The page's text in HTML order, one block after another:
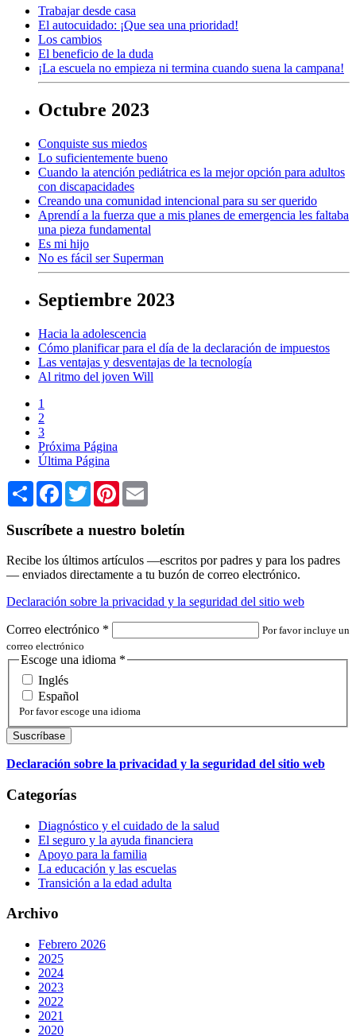
Trabajar desde casa
El autocuidado: ¡Que sea una prioridad!
Los cambios
El beneficio de la duda
¡La escuela no empieza ni termina cuando suena la campana!
Octubre 2023
Conquiste sus miedos
Lo suficientemente bueno
Cuando la atención pediátrica es la mejor opción para adultos
con discapacidades
Creando una comunidad intencional para su ser querido
Aprendí a la fuerza que a mis planes de emergencia les faltaba
una pieza fundamental
Es mi hijo
No es fácil ser Superman
Septiembre 2023
Hacia la adolescencia
Cómo planificar para el día de la declaración de impuestos
Las ventajas y desventajas de la tecnología
Al ritmo del joven Will
1
2
3
Próxima Página
Última Página
Share Facebook
TwitterPinterest
Suscríbete a nuestro boletín
Recibe los últimos artículos —escritos por padres y para los padres
— enviados directamente a tu buzón de correo electrónico.
Declaración sobre la privacidad y la seguridad del sitio web
Correo electrónico *
Por favor incluye un
correo electrónico
Escoge una idioma *
Inglés
Español
Por favor escoge una idioma
Declaración sobre la privacidad y la seguridad del sitio web
Categorías
Diagnóstico y el cuidado de la salud
El seguro y la ayuda financiera
Apoyo para la familia
La educación y las escuelas
Transición a la edad adulta
Archivo
Febrero 2026
2025
2024
2023
2022
2021
2020